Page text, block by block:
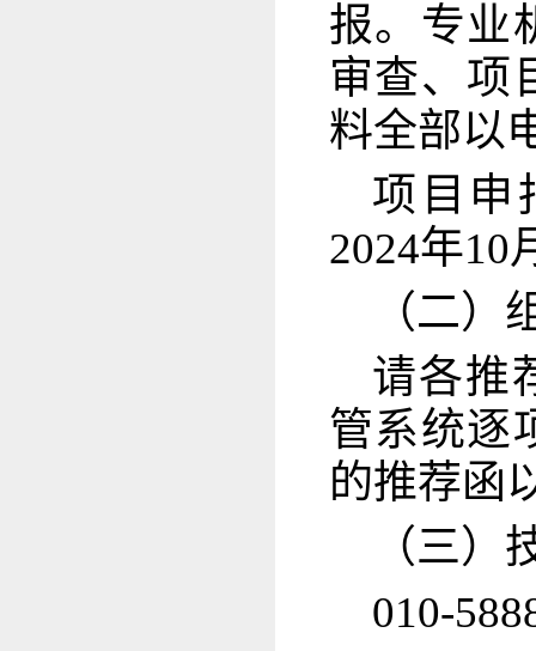
报。专业
审查、项
料全部以
项目申
2024年10
（二）
请各推
管系统逐
的推荐函
（三）
010-